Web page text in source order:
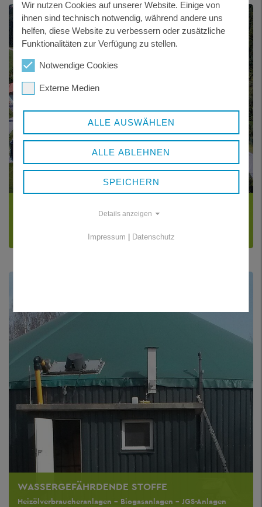
Niederschlagswasser
WASSERGEFÄHRDENDE STOFFE
Heizölverbraucheranlagen – Biogasanlagen – JGS-Anlagen
Wir nutzen Cookies auf unserer Website. Einige von
ihnen sind technisch notwendig, während andere uns
helfen, diese Website zu verbessern oder zusätzliche
Funktionalitäten zur Verfügung zu stellen.
Notwendige Cookies
Externe Medien
ALLE AUSWÄHLEN
ALLE ABLEHNEN
SPEICHERN
Details anzeigen
Impressum | Datenschutz